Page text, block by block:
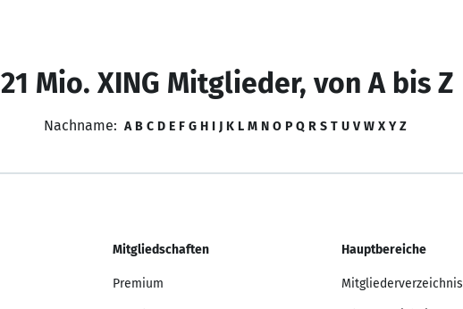
21 Mio. XING Mitglieder, von A bis Z
Nachname: A B C D E F G H I J K L M N O P Q R S T U V W X Y Z
Mitgliedschaften
Premium
Hauptbereiche
Mitgliederverzeichnis